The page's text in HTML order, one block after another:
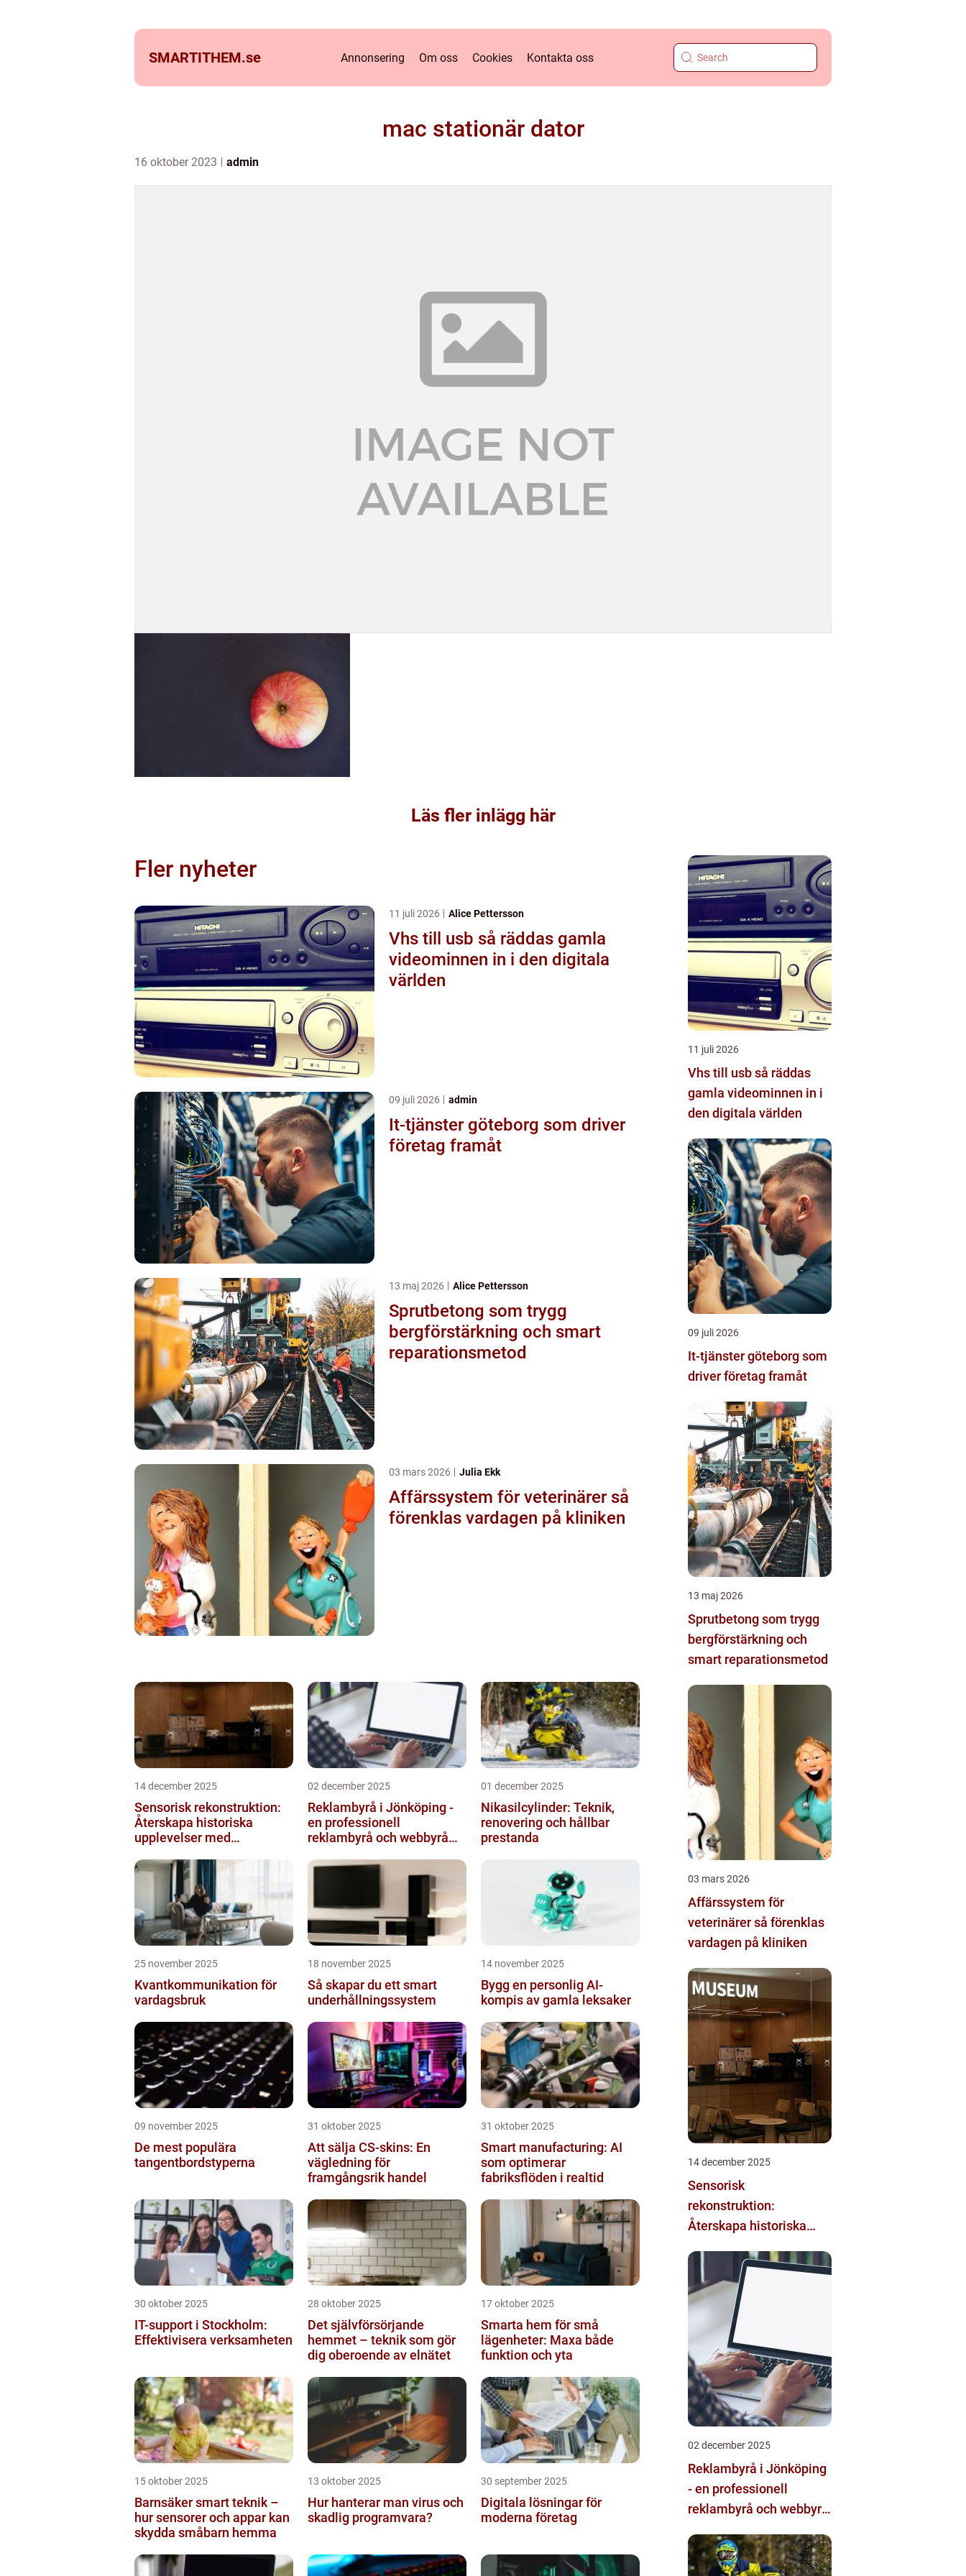
SMARTITHEM.se Annonsering Om oss Cookies Kontakta oss
mac stationär dator
16 oktober 2023 admin
Läs fler inlägg här
Fler nyheter
11 juli 2026 Alice Pettersson
Vhs till usb så räddas gamla
videominnen in i den digitala
världen
09 juli 2026 admin
It-tjänster göteborg som driver
företag framåt
13 maj 2026 Alice Pettersson
Sprutbetong som trygg
bergförstärkning och smart
reparationsmetod
03 mars 2026 Julia Ekk
Affärssystem för veterinärer så
förenklas vardagen på kliniken
14 december 2025
Sensorisk rekonstruktion:
Återskapa historiska
upplevelser med
02 december 2025
Reklambyrå i Jönköping -
en professionell
reklambyrå och webbyrå
kommunikati...
01 december 2025
Nikasilcylinder: Teknik,
renovering och hållbar
prestanda
25 november 2025
Kvantkommunikation för
vardagsbruk
18 november 2025
Så skapar du ett smart
underhållningssystem
14 november 2025
Bygg en personlig AI-
kompis av gamla leksaker
09 november 2025
De mest populära
tangentbordstyperna
31 oktober 2025
Att sälja CS-skins: En
vägledning för
framgångsrik handel
31 oktober 2025
Smart manufacturing: AI
som optimerar
fabriksflöden i realtid
30 oktober 2025
IT-support i Stockholm:
Effektivisera verksamheten
28 oktober 2025
Det självförsörjande
hemmet – teknik som gör
dig oberoende av elnätet
17 oktober 2025
Smarta hem för små
lägenheter: Maxa både
funktion och yta
15 oktober 2025
Barnsäker smart teknik –
hur sensorer och appar kan
skydda småbarn hemma
13 oktober 2025
Hur hanterar man virus och
skadlig programvara?
30 september 2025
Digitala lösningar för
moderna företag
11 juli 2026
Vhs till usb så räddas
gamla videominnen in i
den digitala världen
09 juli 2026
It-tjänster göteborg som
driver företag framåt
13 maj 2026
Sprutbetong som trygg
bergförstärkning och
smart reparationsmetod
03 mars 2026
Affärssystem för
veterinärer så förenklas
vardagen på kliniken
14 december 2025
Sensorisk
rekonstruktion:
Återskapa historiska
multimodala AI
02 december 2025
Reklambyrå i Jönköping
- en professionell
reklambyrå och webbyrå
kommunikation